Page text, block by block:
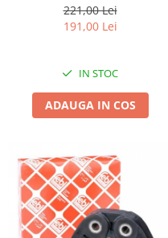
221,00 Lei
191,00 Lei
IN STOC
ADAUGA IN COS